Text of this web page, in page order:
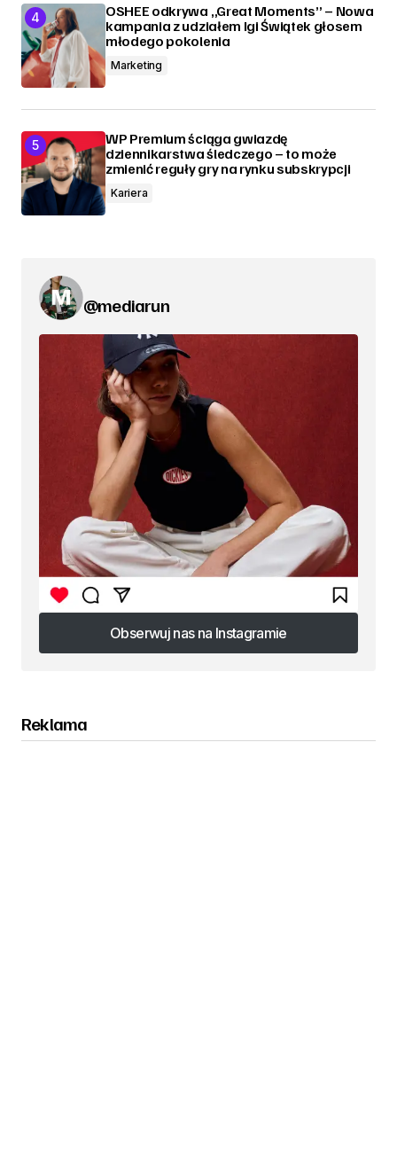
OSHEE odkrywa „Great Moments” – Nowa
kampania z udziałem Igi Świątek głosem
młodego pokolenia
Marketing
WP Premium ściąga gwiazdę
dziennikarstwa śledczego – to może
zmienić reguły gry na rynku subskrypcji
Kariera
@mediarun
Obserwuj nas na Instagramie
Obserwuj nas na Instagramie
Reklama